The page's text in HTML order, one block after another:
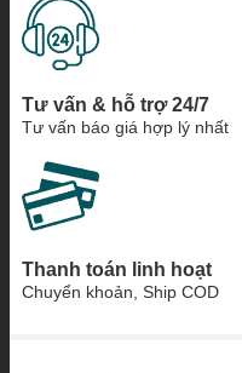
Tư vấn & hỗ trợ 24/7
Tư vấn báo giá hợp lý nhất
Thanh toán linh hoạt
Chuyển khoản, Ship COD